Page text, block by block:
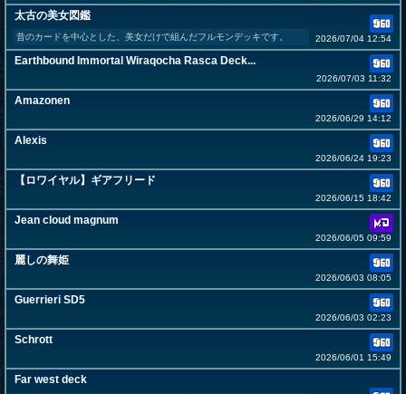
太古の美女図鑑
昔のカードを中心とした、美女だけで組んだフルモンデッキです。 2026/07/04 12:54
Earthbound Immortal Wiraqocha Rasca Deck...
2026/07/03 11:32
Amazonen
2026/06/29 14:12
Alexis
2026/06/24 19:23
【ロワイヤル】ギアフリード
2026/06/15 18:42
Jean cloud magnum
2026/06/05 09:59
麗しの舞姫
2026/06/03 08:05
Guerrieri SD5
2026/06/03 02:23
Schrott
2026/06/01 15:49
Far west deck